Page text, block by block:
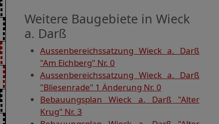
Weitere Baugebiete in Wieck
a. Darß
Aussenbereichssatzung Wieck a. Darß
"Am Eichberg" Nr. 0
Aussenbereichssatzung Wieck a. Darß
"Bliesenrade" 1 Änderung Nr. 0
Bebauungsplan Wieck a. Darß "Alter
Krug" Nr. 3